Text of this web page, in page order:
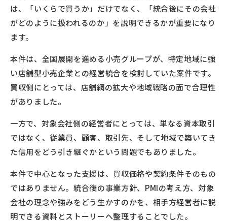
は、「いくらで買うか」だけでなく、「統合後にその会社
がどのように扱われるのか」を説明できるかが重要になり
ます。
本件は、全国展開を進める小売グループが、特定地域に強
い店舗型小売企業との経営統合を検討していた案件です。
買収側にとっては、店舗網の拡大や地域戦略の面で合理性
がありました。
一方で、対象会社側の経営者にとっては、単なる資本取引
ではなく、従業員、顧客、取引先、そして地域で築いてき
た信用をどう引き継ぐかという問題でもありました。
本件で中心となった支援は、買収価格や契約条件そのもの
ではありません。統合後の事業方針、PMIの考え方、対象
会社の理念や強みをどう生かすのかを、相手方経営者に説
明できる資料とストーリーへ整理することでした。